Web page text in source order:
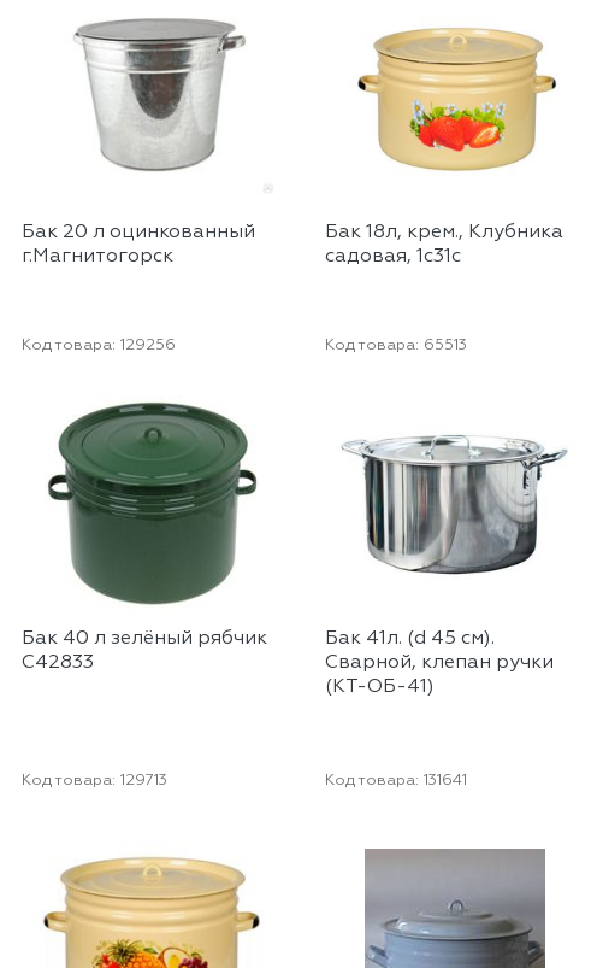
Бак 20 л оцинкованный
г.Магнитогорск
Бак 18л, крем., Клубника
садовая, 1с31с
Код товара: 129256
Бак 40 л зелёный рябчик
С42833
Код товара: 65513
Бак 41л. (d 45 см).
Сварной, клепан ручки
(КТ-ОБ-41)
Код товара: 129713 Код товара: 131641